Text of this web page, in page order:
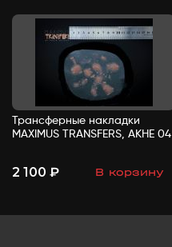
Трансферные накладки
MAXIMUS TRANSFERS, АКНЕ 04
2 100 ₽ В корзину
- +